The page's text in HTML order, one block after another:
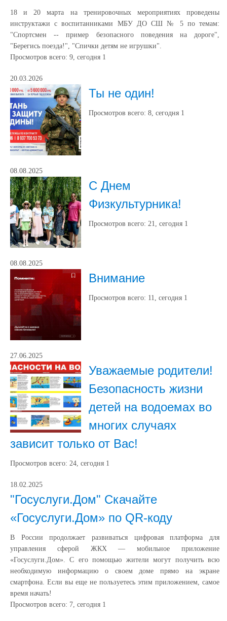
18 и 20 марта на тренировочных мероприятиях проведены
инструктажи с воспитанниками МБУ ДО СШ № 5 по темам:
"Спортсмен -- пример безопасного поведения на дороге",
"Берегись поезда!", "Спички детям не игрушки".
Просмотров всего: 9, сегодня 1
20.03.2026
Ты не один!
Просмотров всего: 8, сегодня 1
08.08.2025
С Днем
Физкультурника!
Просмотров всего: 21, сегодня 1
08.08.2025
Внимание
Просмотров всего: 11, сегодня 1
27.06.2025
Уважаемые родители!
Безопасность жизни
детей на водоемах во
многих случаях
зависит только от Вас!
Просмотров всего: 24, сегодня 1
18.02.2025
"Госуслуги.Дом" Скачайте
«Госуслуги.Дом» по QR-коду
В России продолжает развиваться цифровая платформа для
управления сферой ЖКХ — мобильное приложение
«Госуслуги.Дом». С его помощью жители могут получить всю
необходимую информацию о своем доме прямо на экране
смартфона. Если вы еще не пользуетесь этим приложением, самое
время начать!
Просмотров всего: 7, сегодня 1